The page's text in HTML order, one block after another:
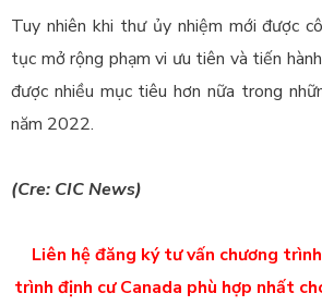
Tuy nhiên khi thư ủy nhiệm mới được
tục mở rộng phạm vi ưu tiên và tiến
được nhiều mục tiêu hơn nữa trong
năm 2022.
(Cre: CIC News)
Liên hệ đăng ký tư vấn chương
trình định cư Canada phù hợp nhất